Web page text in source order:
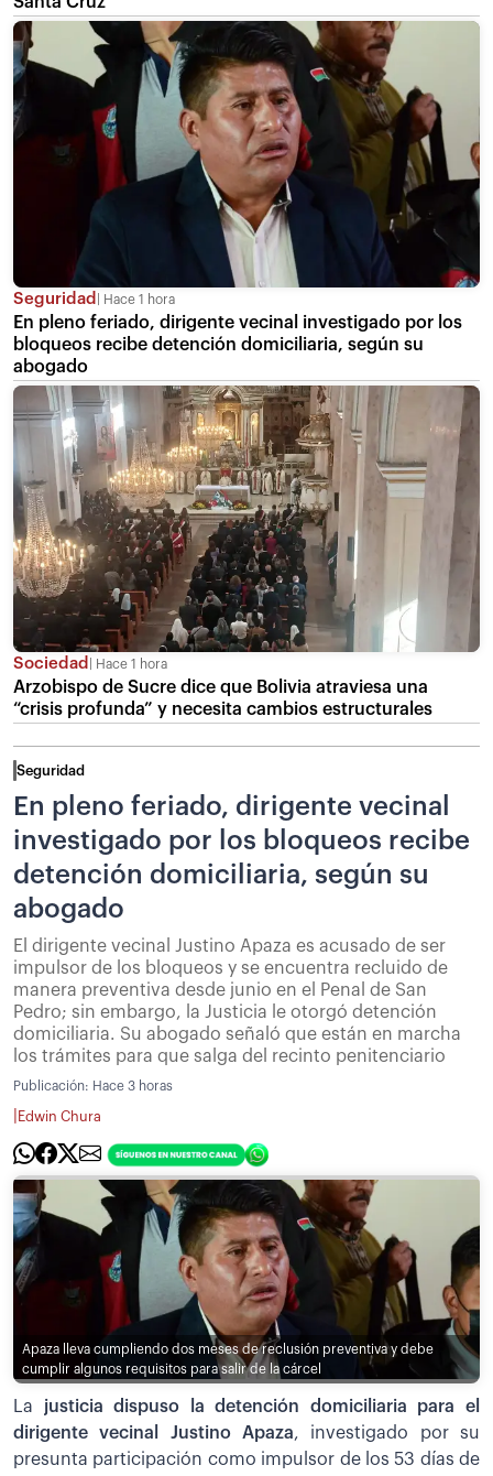
Seguridad Hace 1 hora
En pleno feriado, dirigente vecinal investigado por los
bloqueos recibe detención domiciliaria, según su
abogado
Sociedad Hace 1 hora
Arzobispo de Sucre dice que Bolivia atraviesa una
“crisis profunda” y necesita cambios estructurales
Seguridad
En pleno feriado, dirigente vecinal
investigado por los bloqueos recibe
detención domiciliaria, según su
abogado
El dirigente vecinal Justino Apaza es acusado de ser
impulsor de los bloqueos y se encuentra recluido de
manera preventiva desde junio en el Penal de San
Pedro; sin embargo, la Justicia le otorgó detención
domiciliaria. Su abogado señaló que están en marcha
los trámites para que salga del recinto penitenciario
Publicación: Hace 3 horas
Edwin Chura
Apaza lleva cumpliendo dos meses de reclusión preventiva y debe
cumplir algunos requisitos para salir de la cárcel
La justicia dispuso la detención domiciliaria para el
dirigente vecinal Justino Apaza, investigado por su
presunta participación como impulsor de los 53 días de